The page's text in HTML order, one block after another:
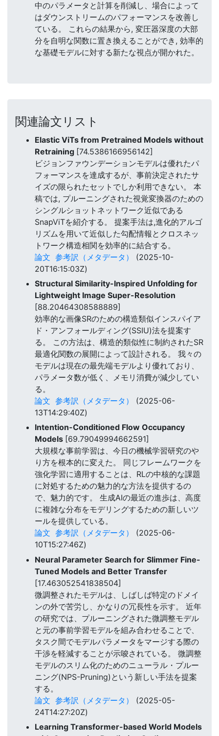
中のパラメータと計算を削減し、場合によって
はダウンストリームのパフォーマンスを改善し
ている。 これらの結果から, 変圧器深度の大部
分を自明な関数に置き換えることができ, 効率的
な基礎モデルに対する新たな視点が開かれた。
関連論文リスト
Elastic ViTs from Pretrained Models without
Retraining [74.5386166956142]
ビジョンファウンデーションモデルは優れたパ
フォーマンスを達成するが、事前決定されたサ
イズの限られたセットでしか利用できない。 本
稿では, プルーニングされた視覚変換器のための
シングルショットネットワーク近似である
SnapViTを紹介する。 提案手法は,進化的アルゴ
リズムを用いて近似した勾配情報とクロスネッ
トワーク構造相関を効率的に結合する。
論文 参考訳（メタデータ）
(2025-10-
20T16:15:03Z)
Structural Similarity-Inspired Unfolding for
Lightweight Image Super-Resolution
[88.20464308588889]
効率的な画像SRのための構造類似インスパイア
ド・アンフォールディング(SSIU)法を提案す
る。 この方法は、構造的類似性に制約されたSR
最適化関数の展開によって設計される。 我々の
モデルは現在の最先端モデルより優れており、
パラメータ数が低く、メモリ消費が減少してい
る。
論文 参考訳（メタデータ）
(2025-06-
13T14:29:40Z)
Intention-Conditioned Flow Occupancy
Models [69.79049994662591]
大規模な事前学習は、今日の機械学習研究のや
り方を根本的に変えた。 同じフレームワークを
強化学習に適用することは、RLの中核的な課題
に対処するための魅力的な方法を提供するの
で、魅力的です。 生成AIの最近の進歩は、高度
に複雑な分布をモデリングするための新しいツ
ールを提供している。
論文 参考訳（メタデータ）
(2025-06-
10T15:27:46Z)
Neural Parameter Search for Slimmer Fine-
Tuned Models and Better Transfer
[17.463052541838504]
微調整されたモデルは、しばしば特定のドメイ
ンの外で苦労し、かなりの冗長性を示す。 近年
の研究では、プルーニングされた微調整モデル
と元の事前学習モデルを組み合わせることで、
タスク間でモデルパラメータをマージする際の
干渉を軽減することが示唆されている。 微調整
モデルのスリム化のためのニューラル・プルー
ニング(NPS-Pruning)という新しい手法を提案
する。
論文 参考訳（メタデータ）
(2025-05-
24T14:27:20Z)
Learning Transformer-based World Models